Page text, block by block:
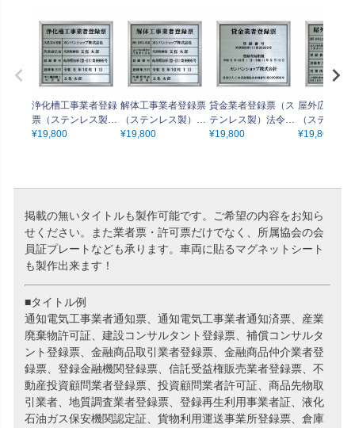
浄化槽工事業者登録
票（ステンレス製）
法令規定サイズ アル
¥19,800
解体工事業者登録票
（ステンレス製）法
令規定サイズ アルミ
¥19,800
貸金業者登録票（ス
テンレス製）法令規
定サイズ アルミ額縁
¥19,800
屋外広告業
（ステンレ
令規定サイ
¥19,800
掲載の無いタイトルも製作可能です。ご希望の内容をお知ら
せください。また業者票・許可票だけでなく、所属協会の会
員証プレートなども承ります。車両に貼るマグネットシート
も製作出来ます！
■タイトル例
通知電気工事業者通知票、通知電気工事業者通知済票、産業
廃棄物許可証、建設コンサルタント登録票、補償コンサルタ
ント登録票、金融商品取引業者登録票、金融商品仲介業者登
録票、登録金融機関登録票、信託受益権販売業者登録票、不
動産投資顧問業者登録票、投資顧問業者許可証、商品先物取
引業者、地質調査業者登録票、登録再生利用事業者証、液化
石油ガス保安機関認定証、貨物利用運送事業所登録票、倉庫